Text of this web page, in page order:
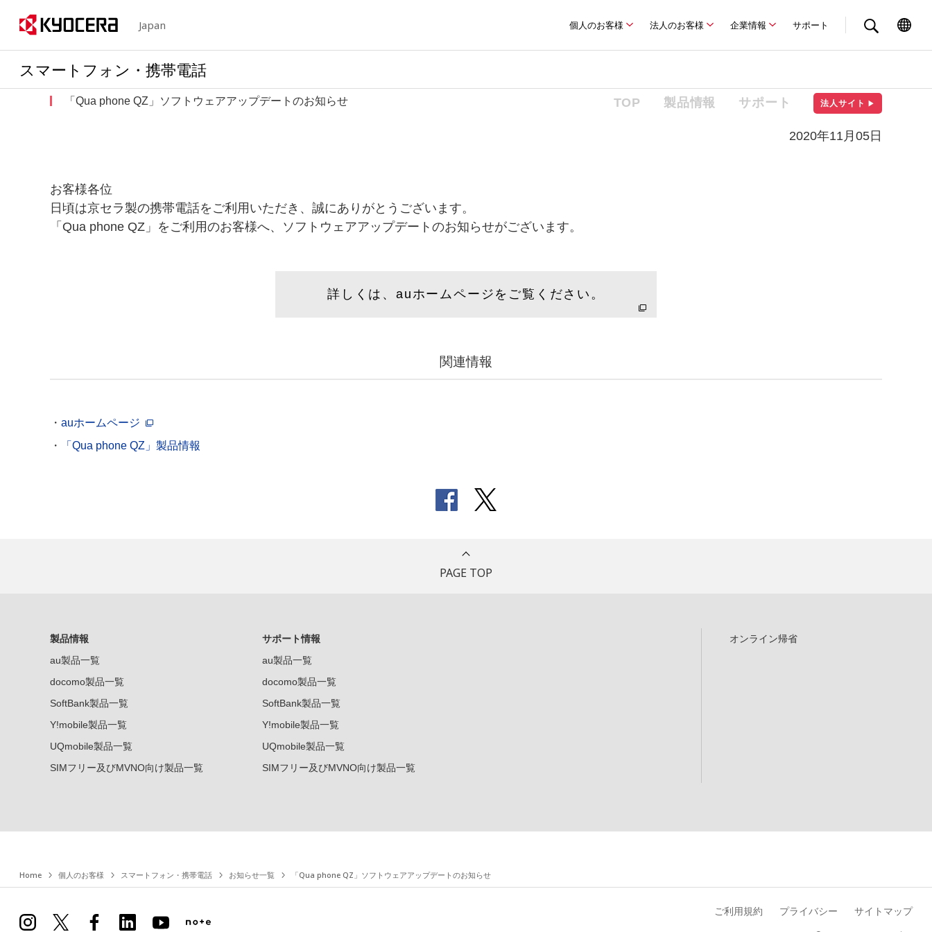
Japan 個人のお客様 法人のお客様 企業情報 サポート
スマートフォン・携帯電話
TOP 製品情報 サポート 法人サイト ▶
「Qua phone QZ」ソフトウェアアップデートのお知らせ
2020年11月05日
お客様各位
日頃は京セラ製の携帯電話をご利用いただき、誠にありがとうございます。
「Qua phone QZ」をご利用のお客様へ、ソフトウェアアップデートのお知らせがございます。
詳しくは、auホームページをご覧ください。
関連情報
auホームページ
「Qua phone QZ」製品情報
PAGE TOP
製品情報
au製品一覧
docomo製品一覧
SoftBank製品一覧
Y!mobile製品一覧
UQmobile製品一覧
SIMフリー及びMVNO向け製品一覧
サポート情報
au製品一覧
docomo製品一覧
SoftBank製品一覧
Y!mobile製品一覧
UQmobile製品一覧
SIMフリー及びMVNO向け製品一覧
オンライン帰省
Home 個人のお客様 スマートフォン・携帯電話 お知らせ一覧 「Qua phone QZ」ソフトウェアアップデートのお知らせ
ご利用規約 プライバシー サイトマップ